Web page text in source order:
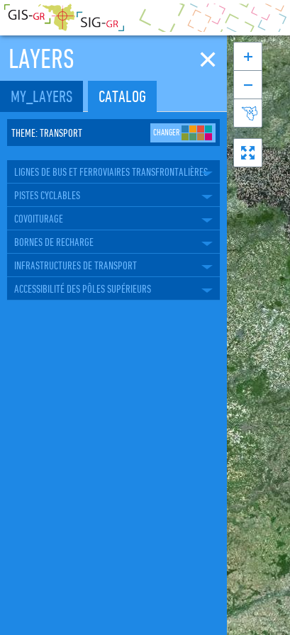
LAYERS ✕
MY_LAYERS CATALOG
THEME:TRANSPORT CHANGER
LIGNES DE BUS ET FERROVIAIRES TRANSFRONTALIÈRES
PISTES CYCLABLES
COVOITURAGE
BORNES DE RECHARGE
INFRASTRUCTURES DE TRANSPORT
ACCESSIBILITÉ DES PÔLES SUPÉRIEURS



